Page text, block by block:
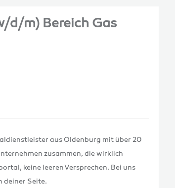
d/m) Bereich Gas
aus Oldenburg mit über 20
zusammen, die wirklich
keine leeren Versprechen. Bei uns
deiner Seite.